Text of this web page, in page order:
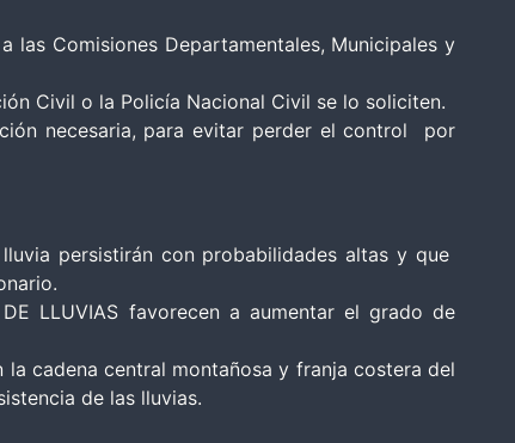
Comisiones Departamentales, Municipales y
Civil o la Policía Nacional Civil se lo soliciten.
necesaria, para evitar perder el control por
persistirán con probabilidades altas y que
DE LLUVIAS favorecen a aumentar el grado de
cadena central montañosa y franja costera del
de las lluvias.